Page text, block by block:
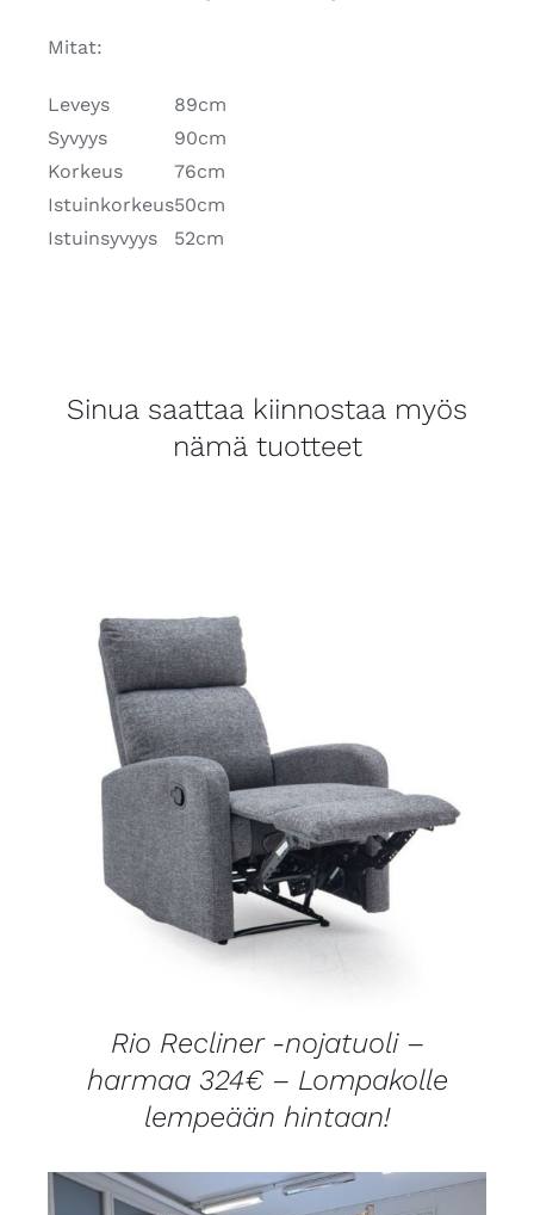
Mitat:
Leveys
89cm
Syvyys
90cm
Korkeus
76cm
Istuinkorkeus50cm
Istuinsyvyys
52cm
Sinua saattaa kiinnostaa myös
nämä tuotteet
LISÄTIEDOT
Rio Recliner -nojatuoli –
harmaa 324€ – Lompakolle
lempeään hintaan!